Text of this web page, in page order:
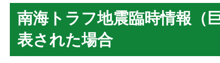
南海トラフ地震臨時情報（
表された場合